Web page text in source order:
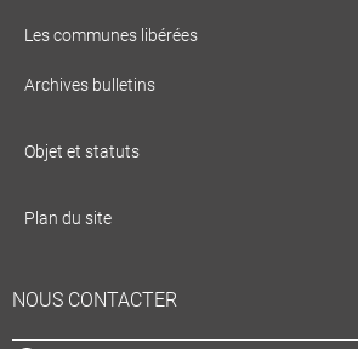
Les communes libérées
Archives bulletins
Objet et statuts
Plan du site
NOUS CONTACTER